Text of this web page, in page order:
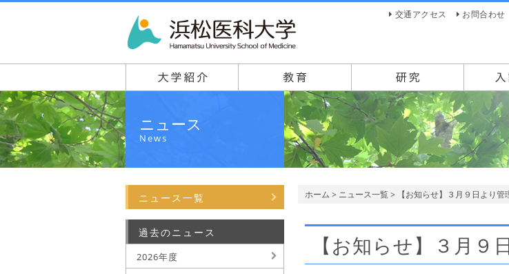
交通アクセス お問合わせ
ニュース
News
ホーム > ニュース一覧> 【お知らせ】３月９日より管
【お知らせ】３月９
ニュース一覧
過去のニュース
2026年度